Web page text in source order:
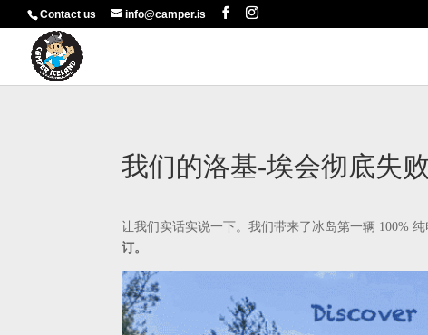
Contact us info@camper.is
我们的洛基-埃会彻底失
让我们实话实说一下。我们带来了冰岛第一辆 100%
订。